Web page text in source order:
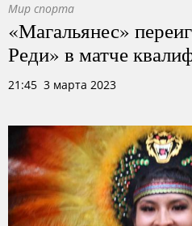
Мир спорта
«Магальянес»
Реди» в матче
21:45 3 марта 2023